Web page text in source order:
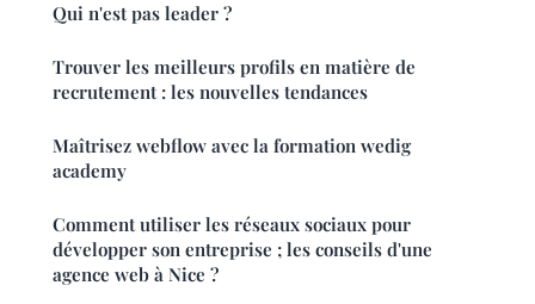
Qui n'est pas leader ?
Trouver les meilleurs profils en matière de
recrutement : les nouvelles tendances
Maîtrisez webflow avec la formation wedig
academy
Comment utiliser les réseaux sociaux pour
développer son entreprise ; les conseils d'une
agence web à Nice ?